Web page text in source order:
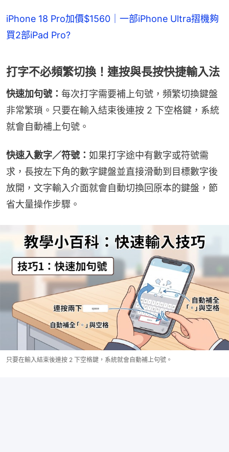
iPhone 18 Pro加價$1560｜一部iPhone Ultra摺機夠
買2部iPad Pro?
打字不必頻繁切換！連按與長按快捷輸入法
快速加句號： 每次打字需要補上句號，頻繁切換鍵盤
非常繁瑣。只要在輸入結束後連按 2 下空格鍵，系統
就會自動補上句號。
快速入數字／符號： 如果打字途中有數字或符號需
求，長按左下角的數字鍵盤並直接滑動到目標數字後
放開，文字輸入介面就會自動切換回原本的鍵盤，節
省大量操作步驟。
只要在輸入結束後連按 2 下空格鍵，系統就會自動補上句號。